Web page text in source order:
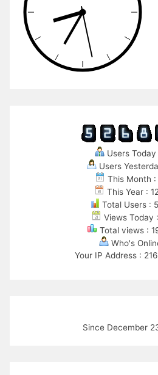
Users Today
Users
This Month :
This Year :
Total Users :
Views Today
Total views :
Who's
Your IP Address :
Since December